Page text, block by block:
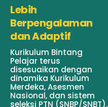
Lebih
Berpengalaman
dan Adaptif
Kurikulum Bintang
Pelajar terus
disesuaikan dengan
dinamika Kurikulum
Merdeka, Asesmen
Nasional, dan sistem
seleksi PTN (SNBP/SNBT).